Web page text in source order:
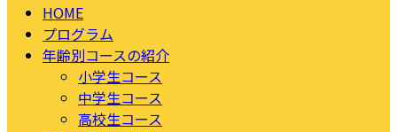
HOME
プログラム
年齢別コースの紹介
小学生コース
中学生コース
高校生コース